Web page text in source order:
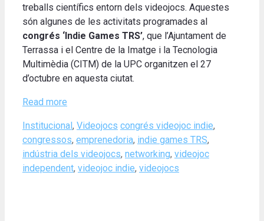
treballs científics entorn dels videojocs. Aquestes
són algunes de les activitats programades al
congrés ‘Indie Games TRS’, que l’Ajuntament de
Terrassa i el Centre de la Imatge i la Tecnologia
Multimèdia (CITM) de la UPC organitzen el 27
d’octubre en aquesta ciutat.
Read more
Categories
Institucional , Videojocs Tags
congrés videojoc indie,
congressos, emprenedoria, indie games TRS,
indústria dels videojocs, networking, videojoc
independent, videojoc indie, videojocs